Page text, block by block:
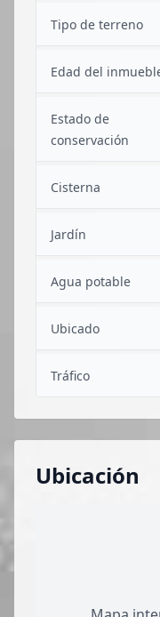
Tipo de terreno
Edad del
Estado de
conservación
Cisterna
Jardín
Agua potable
Ubicado
Tráfico
Ubicación